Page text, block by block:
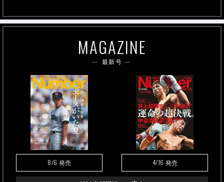
MAGAZINE
最新号
8/6 発売 4/16 発売